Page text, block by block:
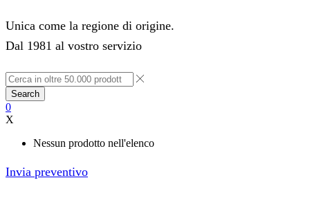
Unica come la regione di origine.
Dal 1981 al vostro servizio
Search
0
X
Nessun prodotto nell'elenco
Invia preventivo